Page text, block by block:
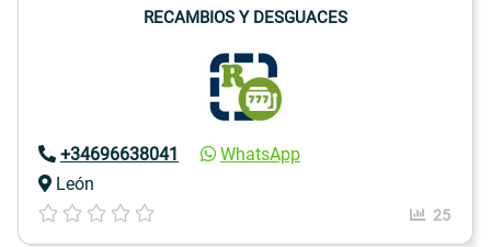
RECAMBIOS Y DESGUACES
+34696638041
WhatsApp
León
25